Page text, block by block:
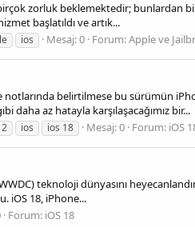
zorluk beklemektedir; bunlardan
başlatıldı ve artık...
ios Mesaj: 0 Forum:Apple ve
belirtilmese bu sürümün
daha az hatayla karşılaşacağımız bir...
ios ios 18 Mesaj: 0 Forum: iOS
teknoloji dünyasını
iOS 18, iPhone...
Forum: iOS 18